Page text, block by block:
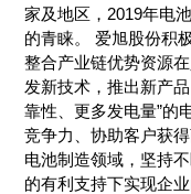
家及地区，2019年电
的青睐。 爱旭股份积
整合产业链优势资源
发新技术，推出新产
靠性、更多发电量”的
竞争力、协助客户获
电池制造领域，坚持
的有利支持下实现企